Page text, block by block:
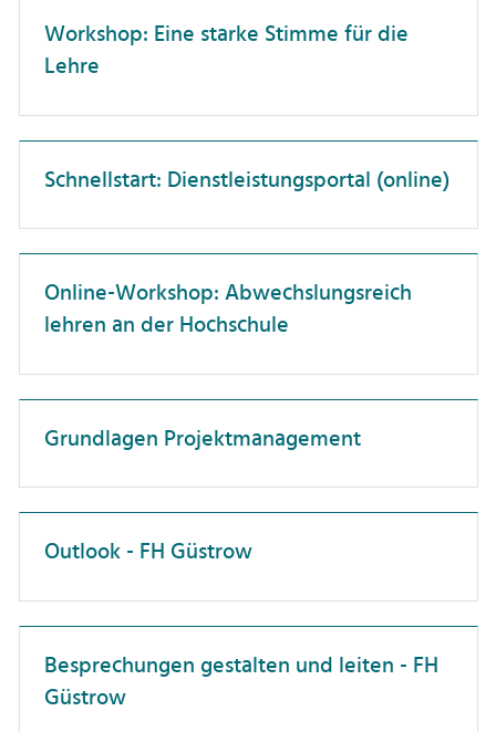
Professor:innen
Promovierende
Wissenschaftler:innen
Dienstreisen
Forschungskompetenz
Förderlandschaft
Gesundheit
Hochschuldidaktik
Hochschulorganisation
IT-Anwendungen
Karriereentwicklung
Kommunikation
Künstliche Intelligenz
Projektmanagement
Selbstmanagement
Studierendenberatung
Unterweisung
Workshop: Eine starke Stimme für die
Lehre
Schnellstart: Dienstleistungsportal (online)
Online-Workshop: Abwechslungsreich
lehren an der Hochschule
Grundlagen Projektmanagement
Outlook - FH Güstrow
Besprechungen gestalten und leiten - FH
Güstrow